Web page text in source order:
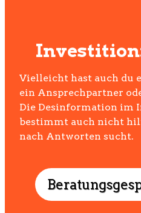
Vielleicht hast auch du
ein Ansprechpartner
Die Desinformation im
bestimmt auch nicht
nach Antworten sucht.